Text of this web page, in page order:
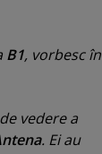
B1, vorbesc în
vedere a
. Ei au